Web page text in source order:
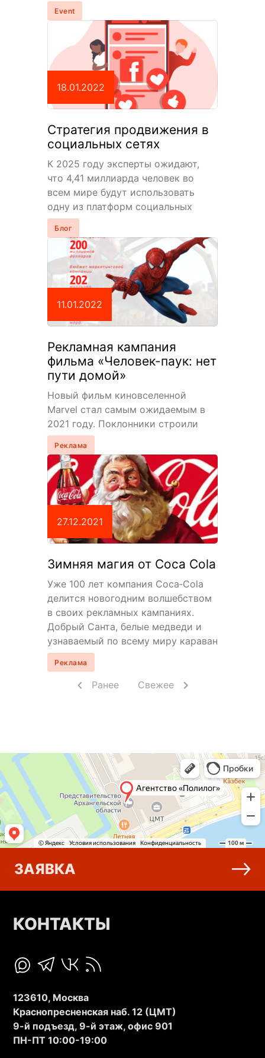
индустрии не прошло…
Event
Стратегия продвижения в
социальных сетях
К 2025 году эксперты ожидают,
что 4,41 миллиарда человек во
всем мире будут использовать
одну из платформ социальных
сетей. Если вы хотите повысить
лояльность к своему…
18.01.2022
Блог
Рекламная кампания
фильма «Человек-паук: нет
пути домой»
Новый фильм киновселенной
Marvel стал самым ожидаемым в
2021 году. Поклонники строили
догадки, теории, ждали трейлеров,
постеров, подтверждения слухов и
спойлеров, окруживших киноленту.
Утечка…
11.01.2022
Реклама
Зимняя магия от Coca Cola
Уже 100 лет компания Coca‑Cola
делится новогодним волшебством
в своих рекламных кампаниях.
Добрый Санта, белые медведи и
узнаваемый по всему миру караван
красных грузовиков.…
27.12.2021
Реклама
Ранее Свежее
ЗАЯВКА
КОНТАКТЫ
123610, Москва
Краснопресненская наб. 12 (ЦМТ)
9-й подъезд, 9-й этаж, офис 901
ПН-ПТ 10:00-19:00